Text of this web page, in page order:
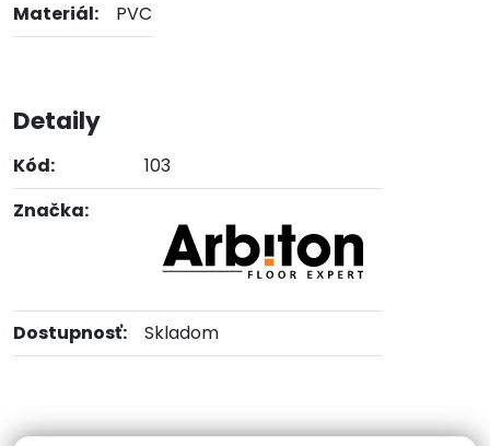
Materiál: PVC
Detaily
Kód:
103
Značka:
Dostupnosť: Skladom